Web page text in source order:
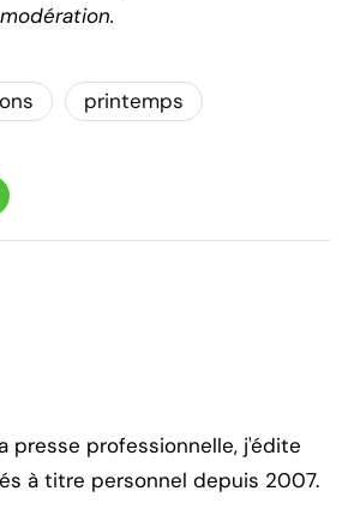
printemps
presse professionnelle, j'édite
à titre personnel depuis 2007.